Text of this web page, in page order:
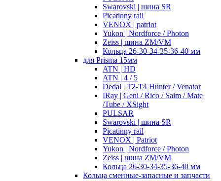
Swarovski | шина SR
Picatinny rail
VENOX | patriot
Yukon | Nordforce / Photon
Zeiss | шина ZM/VM
Кольца 26-30-34-35-36-40 мм
для Prisma 15мм
ATN | HD
ATN | 4 / 5
Dedal | T2-T4 Hunter / Venator
IRay | Geni / Rico / Saim / Mate
/Tube / XSight
PULSAR
Swarovski | шина SR
Picatinny rail
VENOX | Patriot
Yukon | Nordforce / Photon
Zeiss | шина ZM/VM
Кольца 26-30-34-35-36-40 мм
Кольца сменные-запасные и запчасти